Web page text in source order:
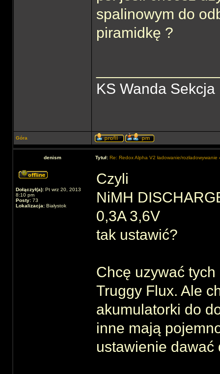
spalinowym do
piramidkę ?
KS Wanda
Góra
denism Tytuł: Re: Redox Alpha V2 ładowanie/rozładowywanie
Dołączył(a): Pt wrz 20, 2013
8:10 pm
Posty: 73
Lokalizacja: Białystok
Czyli
NiMH
0,3A 3,6V
tak ustawić?
Chcę uzywać
Truggy Flux. Ale
akumulatorki do
inne mają
ustawienie dawać